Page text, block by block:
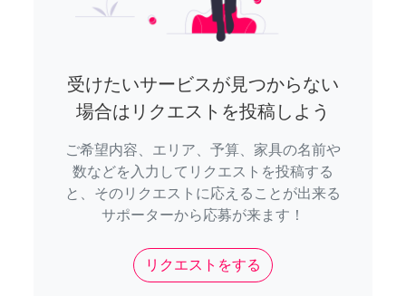
受けたいサービスが見つからない
場合はリクエストを投稿しよう
ご希望内容、エリア、予算、家具の名前や
数などを入力してリクエストを投稿する
と、そのリクエストに応えることが出来る
サポーターから応募が来ます！
リクエストをする